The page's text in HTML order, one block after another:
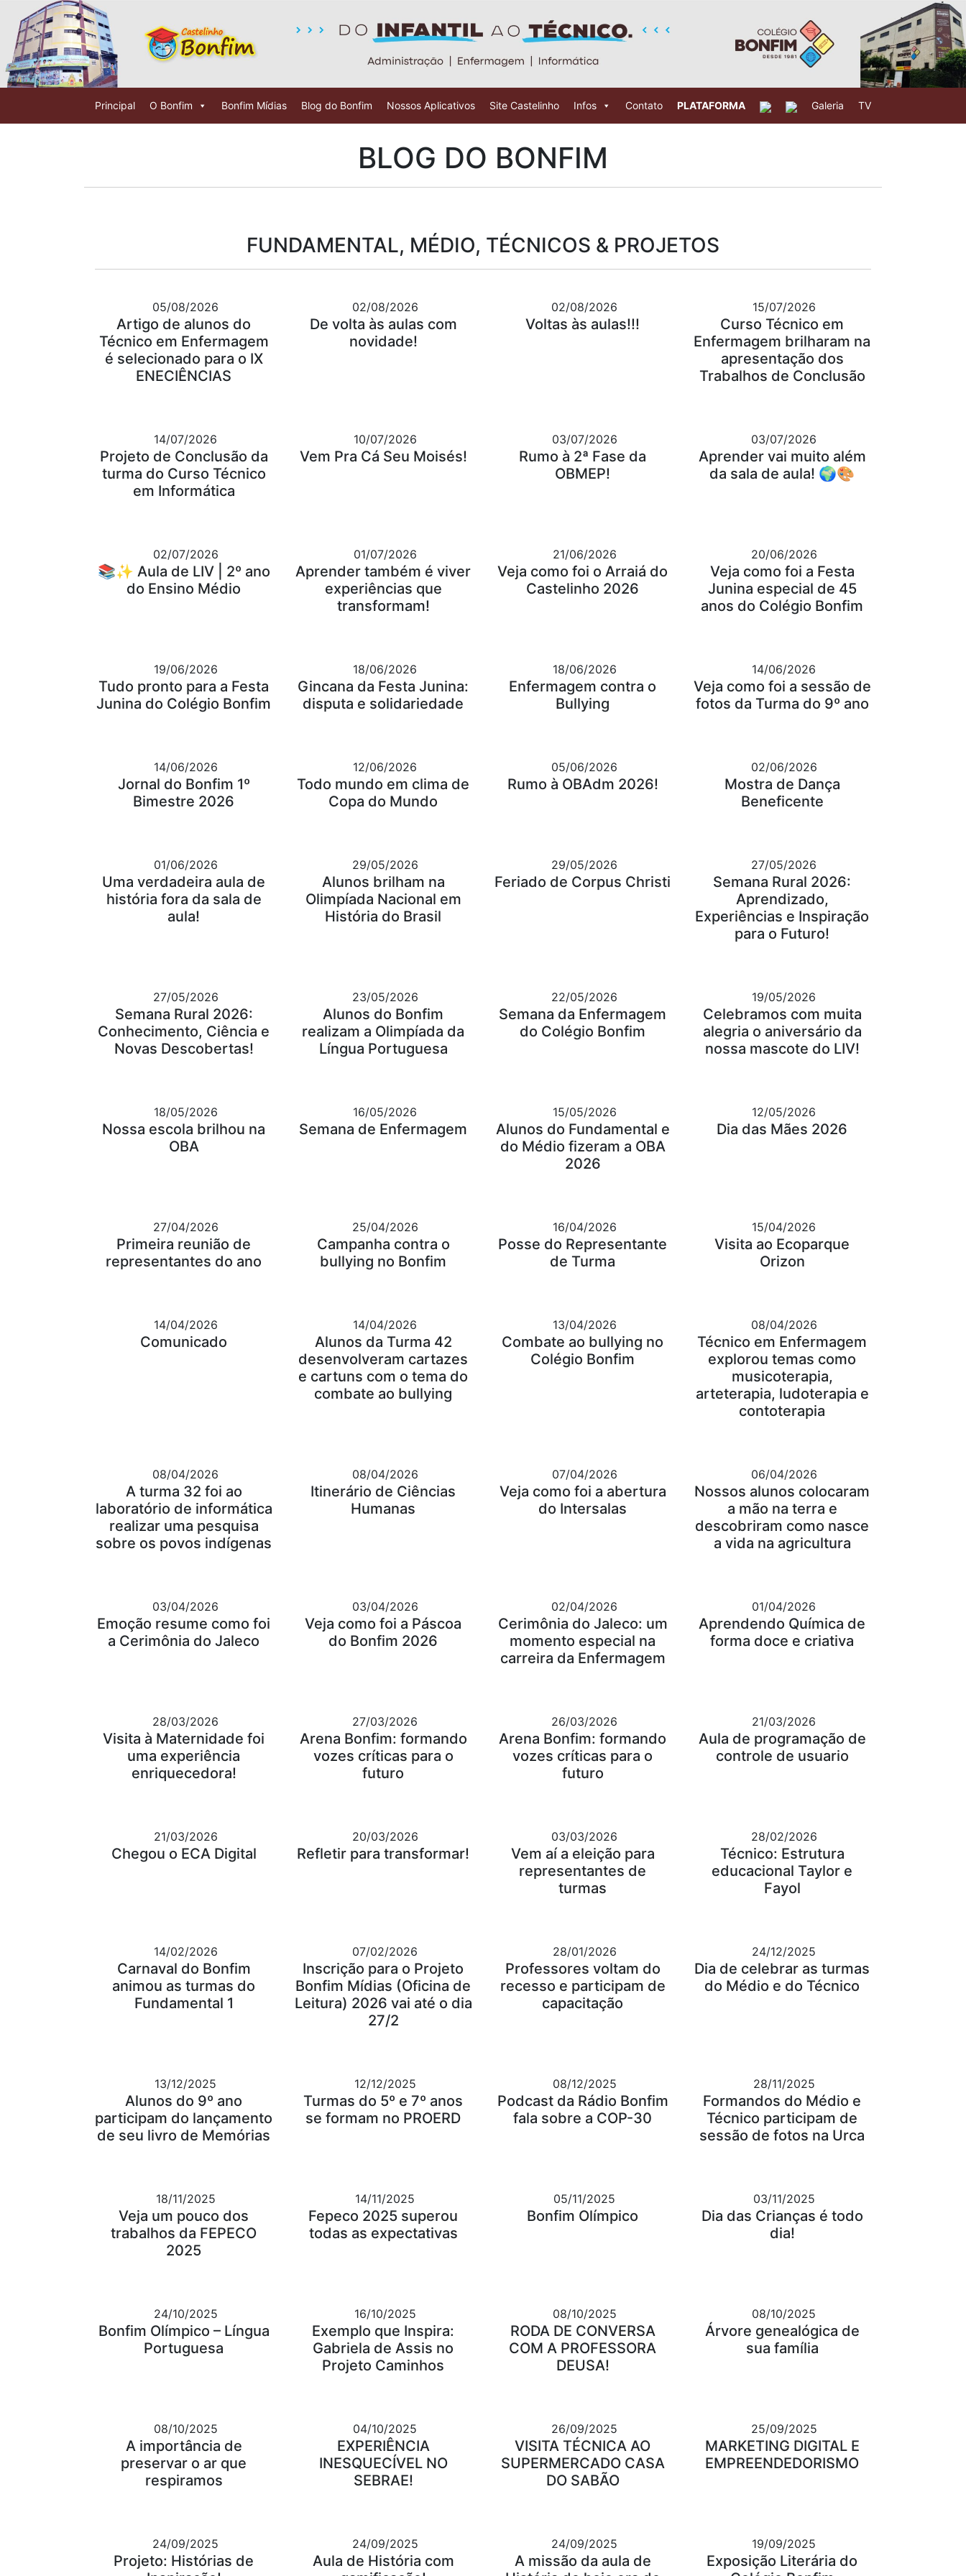
Principal O Bonfim Bonfim Mídias Blog do Bonfim Nossos Aplicativos Site Castelinho Infos Contato PLATAFORMA Galeria TV
BLOG DO BONFIM
FUNDAMENTAL, MÉDIO, TÉCNICOS & PROJETOS
05/08/2026
Artigo de alunos do
Técnico em Enfermagem
é selecionado para o IX
ENECIÊNCIAS
02/08/2026
De volta às aulas com
novidade!
02/08/2026
Voltas às aulas!!!
15/07/2026
Curso Técnico em
Enfermagem brilharam na
apresentação dos
Trabalhos de Conclusão
14/07/2026
Projeto de Conclusão da
turma do Curso Técnico
em Informática
10/07/2026
Vem Pra Cá Seu Moisés!
03/07/2026
Rumo à 2ª Fase da
OBMEP!
03/07/2026
Aprender vai muito além
da sala de aula! 🌍🎨
02/07/2026
📚✨ Aula de LIV | 2º ano
do Ensino Médio
01/07/2026
Aprender também é viver
experiências que
transformam!
21/06/2026
Veja como foi o Arraiá do
Castelinho 2026
20/06/2026
Veja como foi a Festa
Junina especial de 45
anos do Colégio Bonfim
19/06/2026
Tudo pronto para a Festa
Junina do Colégio Bonfim
18/06/2026
Gincana da Festa Junina:
disputa e solidariedade
18/06/2026
Enfermagem contra o
Bullying
14/06/2026
Veja como foi a sessão de
fotos da Turma do 9º ano
14/06/2026
Jornal do Bonfim 1º
Bimestre 2026
12/06/2026
Todo mundo em clima de
Copa do Mundo
05/06/2026
Rumo à OBAdm 2026!
02/06/2026
Mostra de Dança
Beneficente
01/06/2026
Uma verdadeira aula de
história fora da sala de
aula!
29/05/2026
Alunos brilham na
Olimpíada Nacional em
História do Brasil
29/05/2026
Feriado de Corpus Christi
27/05/2026
Semana Rural 2026:
Aprendizado,
Experiências e Inspiração
para o Futuro!
27/05/2026
Semana Rural 2026:
Conhecimento, Ciência e
Novas Descobertas!
23/05/2026
Alunos do Bonfim
realizam a Olimpíada da
Língua Portuguesa
22/05/2026
Semana da Enfermagem
do Colégio Bonfim
19/05/2026
Celebramos com muita
alegria o aniversário da
nossa mascote do LIV!
18/05/2026
Nossa escola brilhou na
OBA
16/05/2026
Semana de Enfermagem
15/05/2026
Alunos do Fundamental e
do Médio fizeram a OBA
2026
12/05/2026
Dia das Mães 2026
27/04/2026
Primeira reunião de
representantes do ano
25/04/2026
Campanha contra o
bullying no Bonfim
16/04/2026
Posse do Representante
de Turma
15/04/2026
Visita ao Ecoparque
Orizon
14/04/2026
Comunicado
14/04/2026
Alunos da Turma 42
desenvolveram cartazes
e cartuns com o tema do
combate ao bullying
13/04/2026
Combate ao bullying no
Colégio Bonfim
08/04/2026
Técnico em Enfermagem
explorou temas como
musicoterapia,
arteterapia, ludoterapia e
contoterapia
08/04/2026
A turma 32 foi ao
laboratório de informática
realizar uma pesquisa
sobre os povos indígenas
08/04/2026
Itinerário de Ciências
Humanas
07/04/2026
Veja como foi a abertura
do Intersalas
06/04/2026
Nossos alunos colocaram
a mão na terra e
descobriram como nasce
a vida na agricultura
03/04/2026
Emoção resume como foi
a Cerimônia do Jaleco
03/04/2026
Veja como foi a Páscoa
do Bonfim 2026
02/04/2026
Cerimônia do Jaleco: um
momento especial na
carreira da Enfermagem
01/04/2026
Aprendendo Química de
forma doce e criativa
28/03/2026
Visita à Maternidade foi
uma experiência
enriquecedora!
27/03/2026
Arena Bonfim: formando
vozes críticas para o
futuro
26/03/2026
Arena Bonfim: formando
vozes críticas para o
futuro
21/03/2026
Aula de programação de
controle de usuario
21/03/2026
Chegou o ECA Digital
20/03/2026
Refletir para transformar!
03/03/2026
Vem aí a eleição para
representantes de
turmas
28/02/2026
Técnico: Estrutura
educacional Taylor e
Fayol
14/02/2026
Carnaval do Bonfim
animou as turmas do
Fundamental 1
07/02/2026
Inscrição para o Projeto
Bonfim Mídias (Oficina de
Leitura) 2026 vai até o dia
27/2
28/01/2026
Professores voltam do
recesso e participam de
capacitação
24/12/2025
Dia de celebrar as turmas
do Médio e do Técnico
13/12/2025
Alunos do 9º ano
participam do lançamento
de seu livro de Memórias
12/12/2025
Turmas do 5º e 7º anos
se formam no PROERD
08/12/2025
Podcast da Rádio Bonfim
fala sobre a COP-30
28/11/2025
Formandos do Médio e
Técnico participam de
sessão de fotos na Urca
18/11/2025
Veja um pouco dos
trabalhos da FEPECO
2025
14/11/2025
Fepeco 2025 superou
todas as expectativas
05/11/2025
Bonfim Olímpico
03/11/2025
Dia das Crianças é todo
dia!
24/10/2025
Bonfim Olímpico – Língua
Portuguesa
16/10/2025
Exemplo que Inspira:
Gabriela de Assis no
Projeto Caminhos
08/10/2025
RODA DE CONVERSA
COM A PROFESSORA
DEUSA!
08/10/2025
Árvore genealógica de
sua família
08/10/2025
A importância de
preservar o ar que
respiramos
04/10/2025
EXPERIÊNCIA
INESQUECÍVEL NO
SEBRAE!
26/09/2025
VISITA TÉCNICA AO
SUPERMERCADO CASA
DO SABÃO
25/09/2025
MARKETING DIGITAL E
EMPREENDEDORISMO
24/09/2025
Projeto: Histórias de
24/09/2025
Aula de História com
24/09/2025
A missão da aula de
19/09/2025
Exposição Literária do